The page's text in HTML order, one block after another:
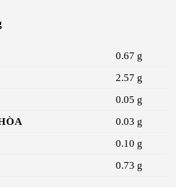
0.67 g
2.57 g
0.05 g
0.03 g
0.10 g
0.73 g